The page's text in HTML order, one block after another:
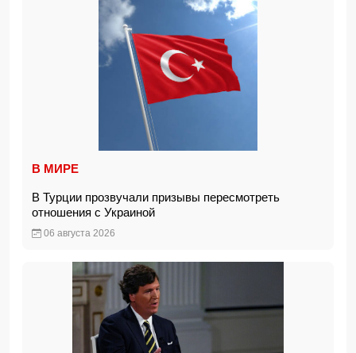
В МИРЕ
В Турции прозвучали призывы пересмотреть
отношения с Украиной
06 августа 2026